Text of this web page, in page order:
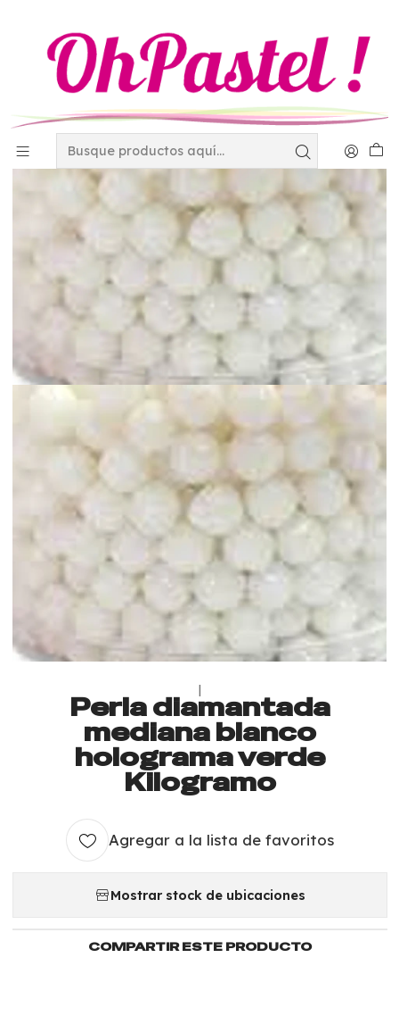
Perla diamantada mediana blanco holograma verde
Kilogramo
|
Perla diamantada
mediana blanco
holograma verde
Kilogramo
Agregar a la lista de favoritos
Mostrar stock de ubicaciones
COMPARTIR ESTE PRODUCTO